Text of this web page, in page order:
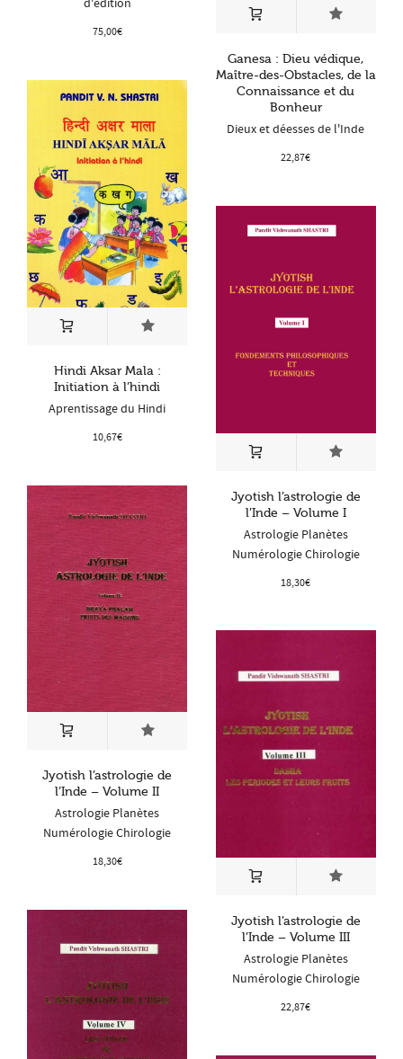
d'édition
75,00€
Ganesa : Dieu védique,
Maître-des-Obstacles, de la
Connaissance et du
Bonheur
Dieux et déesses de l'Inde
22,87€
Hindi Aksar Mala :
Initiation à l’hindi
Aprentissage du Hindi
10,67€
Jyotish l’astrologie de
l’Inde – Volume I
Astrologie Planètes
Numérologie Chirologie
18,30€
Jyotish l’astrologie de
l’Inde – Volume II
Astrologie Planètes
Numérologie Chirologie
18,30€
Jyotish l’astrologie de
l’Inde – Volume III
Astrologie Planètes
Numérologie Chirologie
22,87€